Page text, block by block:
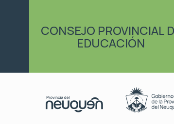
CONSEJO PROVINCIAL
EDUCACIÓN